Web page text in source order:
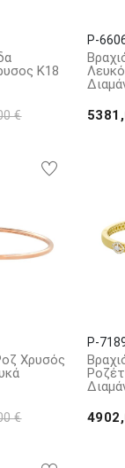
Κ18
€
P-
Χρυσός
€
P-